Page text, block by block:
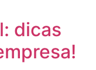
dicas